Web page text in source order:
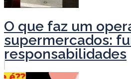
O que faz um
supermercados:
responsabilidades